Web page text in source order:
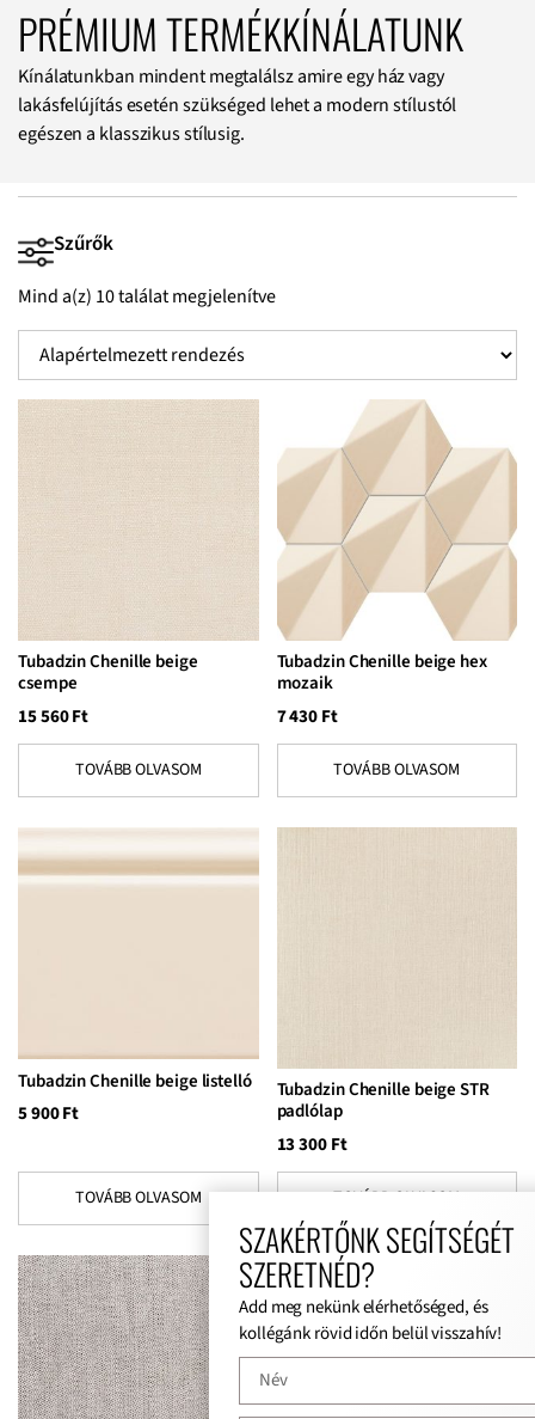
PRÉMIUM TERMÉKKÍNÁLATUNK
Kínálatunkban mindent megtalálsz amire egy ház vagy
lakásfelújítás esetén szükséged lehet a modern stílustól
egészen a klasszikus stílusig.
Szűrők
Mind a(z) 10 találat megjelenítve
Tubadzin Chenille beige
csempe
15 560Ft
TOVÁBB OLVASOM
Tubadzin Chenille beige hex
mozaik
7 430Ft
TOVÁBB OLVASOM
Tubadzin Chenille beige listelló
5 900Ft
TOVÁBB OLVASOM
Tubadzin Chenille beige STR
padlólap
13 300Ft
TOVÁBB OLVASOM
SZAKÉRTŐNK SEGÍTSÉGÉT
SZERETNÉD?
Add meg nekünk elérhetőséged, és
kollégánk rövid időn belül visszahív!